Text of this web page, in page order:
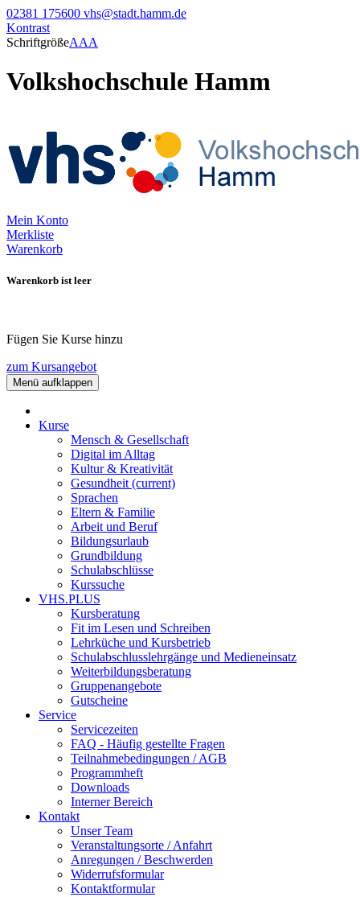
02381 175600 vhs@stadt.hamm.de
Kontrast
SchriftgrößeAAA
Volkshochschule Hamm
Mein Konto
Merkliste
Warenkorb
Warenkorb ist leer
Fügen Sie Kurse hinzu
zum Kursangebot
Menü aufklappen
Kurse
Mensch & Gesellschaft
Digital im Alltag
Kultur & Kreativität
Gesundheit (current)
Sprachen
Eltern & Familie
Arbeit und Beruf
Bildungsurlaub
Grundbildung
Schulabschlüsse
Kurssuche
VHS.PLUS
Kursberatung
Fit im Lesen und Schreiben
Lehrküche und Kursbetrieb
Schulabschlusslehrgänge und Medieneinsatz
Weiterbildungsberatung
Gruppenangebote
Gutscheine
Service
Servicezeiten
FAQ - Häufig gestellte Fragen
Teilnahmebedingungen / AGB
Programmheft
Downloads
Interner Bereich
Kontakt
Unser Team
Veranstaltungsorte / Anfahrt
Anregungen / Beschwerden
Widerrufsformular
Kontaktformular